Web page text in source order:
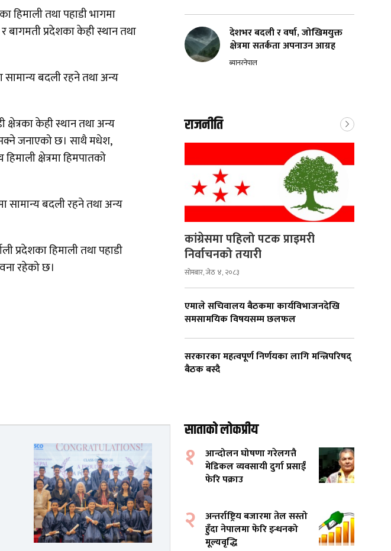
तथा पहाडी भागमा
प्रदेशका केही स्थान तथा
बदली रहने तथा अन्य
केही स्थान तथा अन्य
जनाएको छ। साथै मधेश,
क्षेत्रमा हिमपातको
सामान्य बदली रहने तथा अन्य
प्रदेशका हिमाली तथा पहाडी
रहेको छ।
देशभर बदली र वर्षा, जोखिमयुक्त
क्षेत्रमा सतर्कता अपनाउन आग्रह
ब्यानरनेपाल
राजनीति
कांग्रेसमा पहिलो पटक प्राइमरी
निर्वाचनको तयारी
सोमबार, जेठ ४, २०८३
एमाले सचिवालय बैठकमा कार्यविभाजनदेखि
समसामयिक विषयसम्म छलफल
सरकारका महत्वपूर्ण निर्णयका लागि मन्त्रिपरिषद्
बैठक बस्दै
साताको लोकप्रीय
१
आन्दोलन घोषणा गरेलगत्तै
मेडिकल व्यवसायी दुर्गा प्रसाईं
फेरि पक्राउ
२
अन्तर्राष्ट्रिय बजारमा तेल सस्तो
हुँदा नेपालमा फेरि इन्धनको
मूल्यवृद्धि